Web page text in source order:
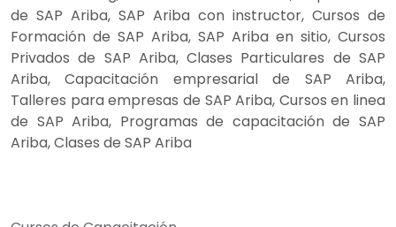
de SAP Ariba, SAP Ariba con instructor, Cursos de
Formación de SAP Ariba, SAP Ariba en sitio, Cursos
Privados de SAP Ariba, Clases Particulares de SAP
Ariba, Capacitación empresarial de SAP Ariba,
Talleres para empresas de SAP Ariba, Cursos en linea
de SAP Ariba, Programas de capacitación de SAP
Ariba, Clases de SAP Ariba